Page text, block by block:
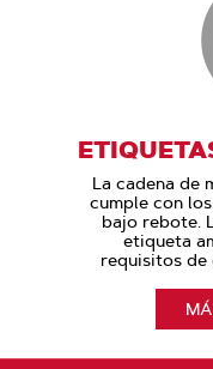
La cadena de
cumple con
bajo rebote.
etiqueta
requisitos de